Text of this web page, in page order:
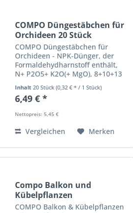
COMPO Düngestäbchen für
Orchideen 20 Stück
COMPO Düngestäbchen für
Orchideen - NPK-Dünger, der
Formaldehydharnstoff enthält,
N+ P2O5+ K2O(+ MgO), 8+10+13
Nährstoffversorgung für
prächtige Orchideen 3 Monate
sichere...
Inhalt 20 Stück(0,32 € * / 1 Stück)
6,49 € *
Nettopreis: 5,45 €
Vergleichen Merken
Compo Balkon und
Kübelpflanzen
Düngestäbchen...
COMPO Balkon & Kübelpflanzen